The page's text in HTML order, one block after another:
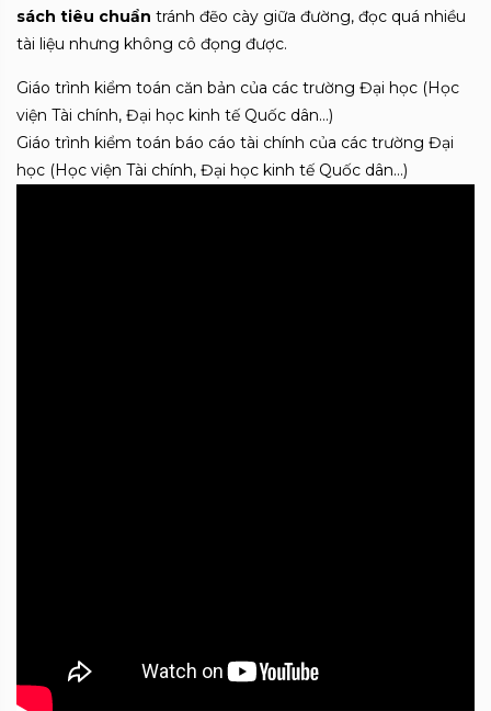
sách tiêu chuẩn tránh đẽo cày giữa đường, đọc quá nhiều
tài liệu nhưng không cô đọng được.
Giáo trình kiểm toán căn bản của các trường Đại học (Học
viện Tài chính, Đại học kinh tế Quốc dân…)
Giáo trình kiểm toán báo cáo tài chính của các trường Đại
học (Học viện Tài chính, Đại học kinh tế Quốc dân…)